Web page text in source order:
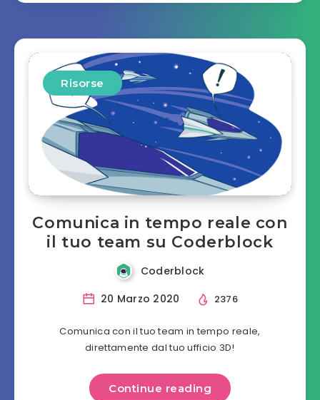
Risorse
Comunica in tempo reale con
il tuo team su Coderblock
Coderblock
20 Marzo 2020
2376
Comunica con il tuo team in tempo reale,
direttamente dal tuo ufficio 3D!
Continue reading